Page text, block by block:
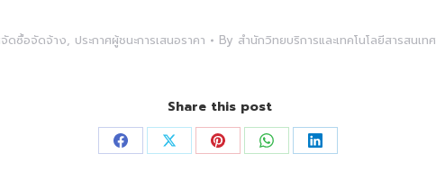
จัดซื้อจัดจ้าง, ประกาศผู้ชนะการเสนอราคา By สำนักวิทยบริการและเทคโนโลยีสารสนเทศ
Share this post
Share Share Share Share Share